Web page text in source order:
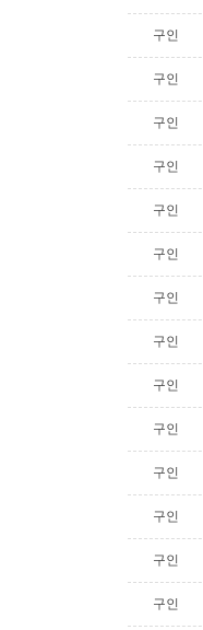
구인
구인
구인
구인
구인
구인
구인
구인
구인
구인
구인
구인
구인
구인